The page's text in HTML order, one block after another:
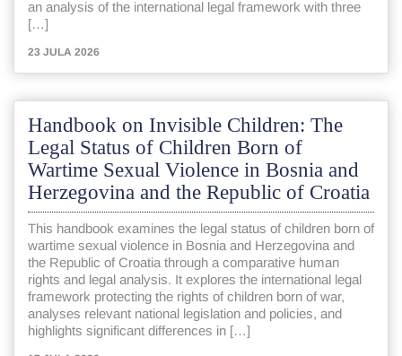
an analysis of the international legal framework with three
[…]
23 JULA 2026
Handbook on Invisible Children: The
Legal Status of Children Born of
Wartime Sexual Violence in Bosnia and
Herzegovina and the Republic of Croatia
This handbook examines the legal status of children born of
wartime sexual violence in Bosnia and Herzegovina and
the Republic of Croatia through a comparative human
rights and legal analysis. It explores the international legal
framework protecting the rights of children born of war,
analyses relevant national legislation and policies, and
highlights significant differences in […]